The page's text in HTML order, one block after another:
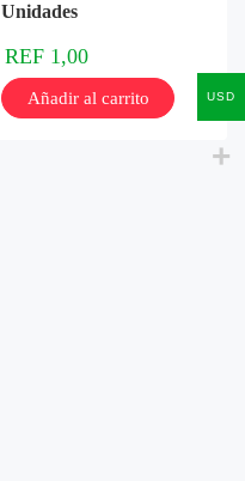
Unidades
REF 1,00
Añadir al carrito USD